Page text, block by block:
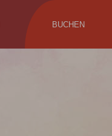
BUCHEN